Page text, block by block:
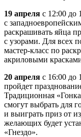
19 апреля с 12:00 до
с
раскрашивать яйца
с узорами. Для всех
мастер-класс по
акриловыми
20 апреля с 16:00 до
пройдет
Традиционная
смогут выбрать для
и выиграть приз от
желающих будет
«Гнездо».